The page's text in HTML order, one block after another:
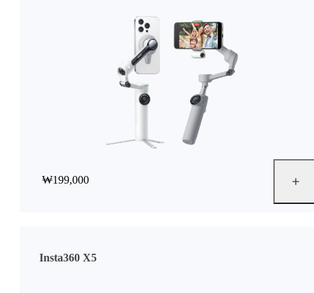
₩199,000
Insta360 X5